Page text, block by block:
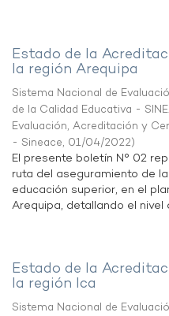
Estado de la
la región Arequipa
Sistema Nacional de
de la Calidad Educativa -
Evaluación, Acreditación y
- Sineace, 01/04/2022)
El presente boletín N° 02
ruta del aseguramiento de
educación superior, en el
Arequipa, detallando el nivel
Estado de la
la región Ica
Sistema Nacional de